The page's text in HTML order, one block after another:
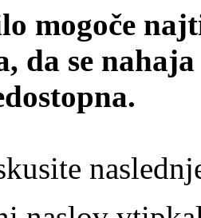
mogoče
da se